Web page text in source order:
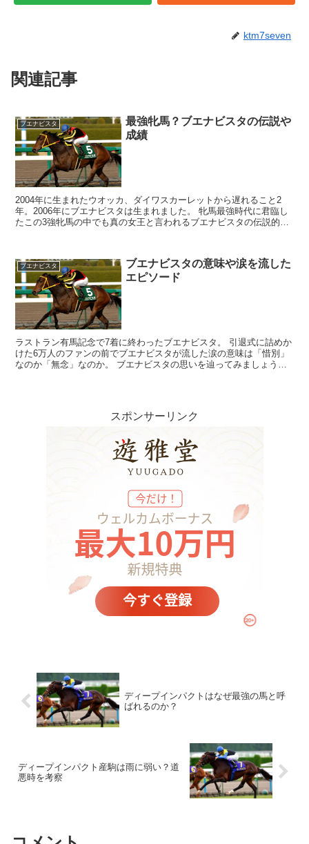
ktm7seven
関連記事
ブエナビスタ
最強牝馬？ブエナビスタの伝説や
成績
2004年に生まれたウオッカ、ダイワスカーレットから遅れること2
年。2006年にブエナビスタは生まれました。 牝馬最強時代に君臨し
たこの3強牝馬の中でも真の女王と言われるブエナビスタの伝説的な
ブエナビスタ
ブエナビスタの意味や涙を流した
エピソード
ラストラン有馬記念で7着に終わったブエナビスタ。 引退式に詰めか
けた6万人のファンの前でブエナビスタが流した涙の意味は「惜別」
なのか「無念」なのか。 ブエナビスタの思いを辿ってみましょう。
スポンサーリンク
ディープインパクトはなぜ最強の馬と呼
ばれるのか？
ディープインパクト産駒は雨に弱い？道
悪時を考察